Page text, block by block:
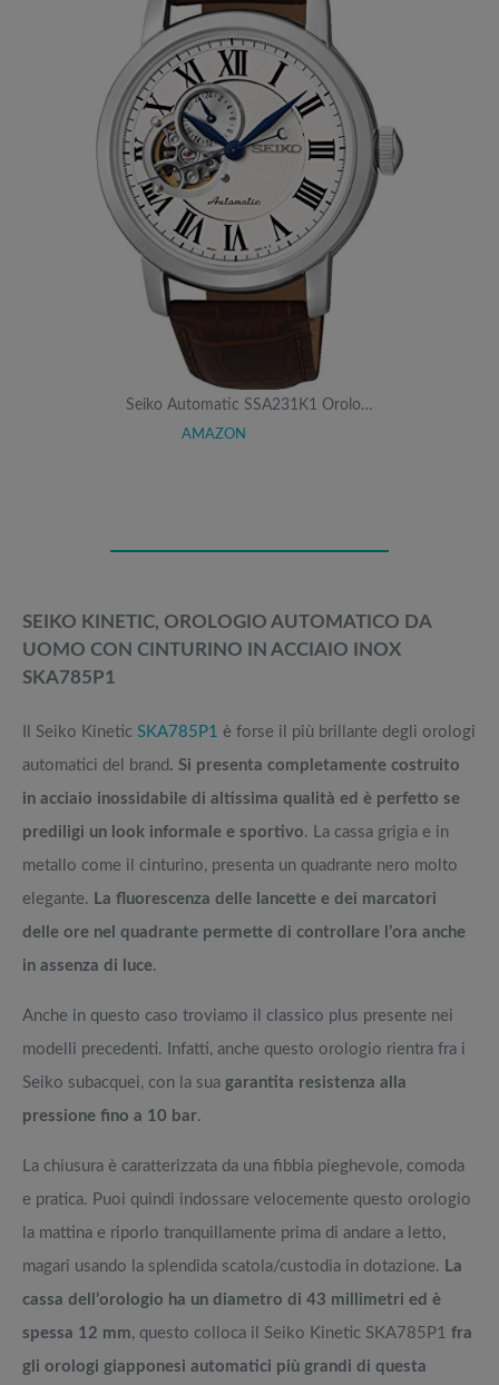
Seiko Automatic SSA231K1 Orolo…
AMAZON
SEIKO KINETIC, OROLOGIO AUTOMATICO DA
UOMO CON CINTURINO IN ACCIAIO INOX
SKA785P1
Il Seiko Kinetic SKA785P1 è forse il più brillante degli orologi
automatici del brand . Si presenta completamente costruito
in acciaio inossidabile di altissima qualità ed è perfetto se
prediligi un look informale e sportivo. La cassa grigia e in
metallo come il cinturino, presenta un quadrante nero molto
elegante. La fluorescenza delle lancette e dei marcatori
delle ore nel quadrante permette di controllare l’ora anche
in assenza di luce.
Anche in questo caso troviamo il classico plus presente nei
modelli precedenti. Infatti, anche questo orologio rientra fra i
Seiko subacquei, con la sua garantita resistenza alla
pressione fino a 10 bar.
La chiusura è caratterizzata da una fibbia pieghevole, comoda
e pratica. Puoi quindi indossare velocemente questo orologio
la mattina e riporlo tranquillamente prima di andare a letto,
magari usando la splendida scatola/custodia in dotazione. La
cassa dell’orologio ha un diametro di 43 millimetri ed è
spessa 12 mm, questo colloca il Seiko Kinetic SKA785P1 fra
gli orologi giapponesi automatici più grandi di questa